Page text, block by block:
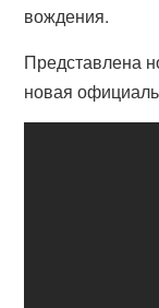
вождения.
Представлена
новая